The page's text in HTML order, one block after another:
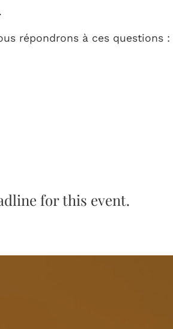
répondrons à ces questions :
for this event.